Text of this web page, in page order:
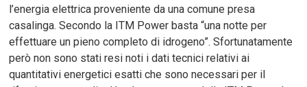
l’energia elettrica proveniente da una comune presa
casalinga. Secondo la ITM Power basta “una notte per
effettuare un pieno completo di idrogeno”. Sfortunatamente
però non sono stati resi noti i dati tecnici relativi ai
quantitativi energetici esatti che sono necessari per il